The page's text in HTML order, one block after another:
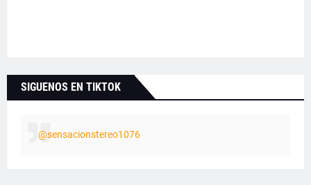
SIGUENOS EN TIKTOK
@sensacionstereo1076